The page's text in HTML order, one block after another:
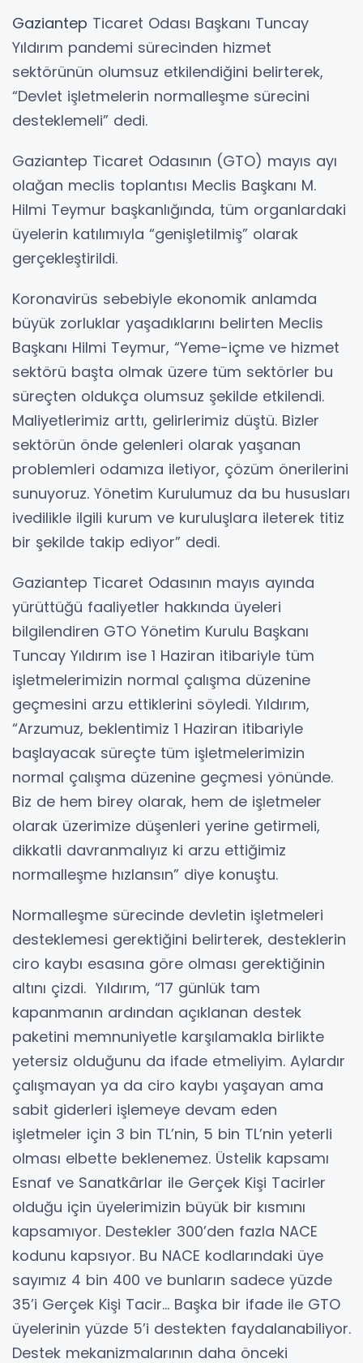
Gaziantep Ticaret Odası Başkanı Tuncay
Yıldırım pandemi sürecinden hizmet
sektörünün olumsuz etkilendiğini belirterek,
“Devlet işletmelerin normalleşme sürecini
desteklemeli” dedi.
Gaziantep Ticaret Odasının (GTO) mayıs ayı
olağan meclis toplantısı Meclis Başkanı M.
Hilmi Teymur başkanlığında, tüm organlardaki
üyelerin katılımıyla “genişletilmiş” olarak
gerçekleştirildi.
Koronavirüs sebebiyle ekonomik anlamda
büyük zorluklar yaşadıklarını belirten Meclis
Başkanı Hilmi Teymur, “Yeme-içme ve hizmet
sektörü başta olmak üzere tüm sektörler bu
süreçten oldukça olumsuz şekilde etkilendi.
Maliyetlerimiz arttı, gelirlerimiz düştü. Bizler
sektörün önde gelenleri olarak yaşanan
problemleri odamıza iletiyor, çözüm önerilerini
sunuyoruz. Yönetim Kurulumuz da bu hususları
ivedilikle ilgili kurum ve kuruluşlara ileterek titiz
bir şekilde takip ediyor” dedi.
Gaziantep Ticaret Odasının mayıs ayında
yürüttüğü faaliyetler hakkında üyeleri
bilgilendiren GTO Yönetim Kurulu Başkanı
Tuncay Yıldırım ise 1 Haziran itibariyle tüm
işletmelerimizin normal çalışma düzenine
geçmesini arzu ettiklerini söyledi. Yıldırım,
“Arzumuz, beklentimiz 1 Haziran itibariyle
başlayacak süreçte tüm işletmelerimizin
normal çalışma düzenine geçmesi yönünde.
Biz de hem birey olarak, hem de işletmeler
olarak üzerimize düşenleri yerine getirmeli,
dikkatli davranmalıyız ki arzu ettiğimiz
normalleşme hızlansın” diye konuştu.
Normalleşme sürecinde devletin işletmeleri
desteklemesi gerektiğini belirterek, desteklerin
ciro kaybı esasına göre olması gerektiğinin
altını çizdi. Yıldırım, “17 günlük tam
kapanmanın ardından açıklanan destek
paketini memnuniyetle karşılamakla birlikte
yetersiz olduğunu da ifade etmeliyim. Aylardır
çalışmayan ya da ciro kaybı yaşayan ama
sabit giderleri işlemeye devam eden
işletmeler için 3 bin TL’nin, 5 bin TL’nin yeterli
olması elbette beklenemez. Üstelik kapsamı
Esnaf ve Sanatkârlar ile Gerçek Kişi Tacirler
olduğu için üyelerimizin büyük bir kısmını
kapsamıyor. Destekler 300’den fazla NACE
kodunu kapsıyor. Bu NACE kodlarındaki üye
sayımız 4 bin 400 ve bunların sadece yüzde
35’i Gerçek Kişi Tacir… Başka bir ifade ile GTO
üyelerinin yüzde 5’i destekten faydalanabiliyor.
Destek mekanizmalarının daha önceki